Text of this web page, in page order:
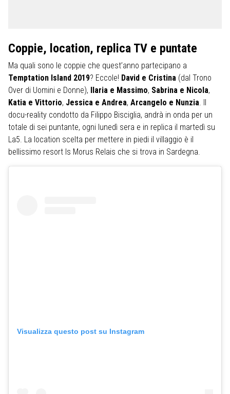
Coppie, location, replica TV e puntate
Ma quali sono le coppie che quest’anno partecipano a
Temptation Island 2019? Eccole! David e Cristina (dal Trono
Over di Uomini e Donne),
Ilaria e Massimo, Sabrina e Nicola,
Katia e Vittorio, Jessica e Andrea, Arcangelo e Nunzia. Il
docu-reality condotto da Filippo Bisciglia, andrà in onda per un
totale di sei puntante, ogni lunedì sera e in replica il martedì su
La5. La location scelta per mettere in piedi il villaggio è il
bellissimo resort Is Morus Relais che si trova in Sardegna.
Visualizza questo post su Instagram